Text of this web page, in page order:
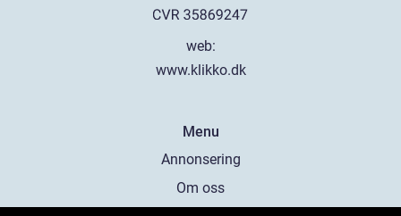
web:
www.klikko.dk
Menu
Annonsering
Om oss